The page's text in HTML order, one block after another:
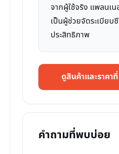
จากผู้ใช้จริง แพลนเ
เป็นผู้ช่วยจัดระเบีย
ประสิทธิภาพ
ดูสินค้าและราค
คำถามที่พบบ่อย